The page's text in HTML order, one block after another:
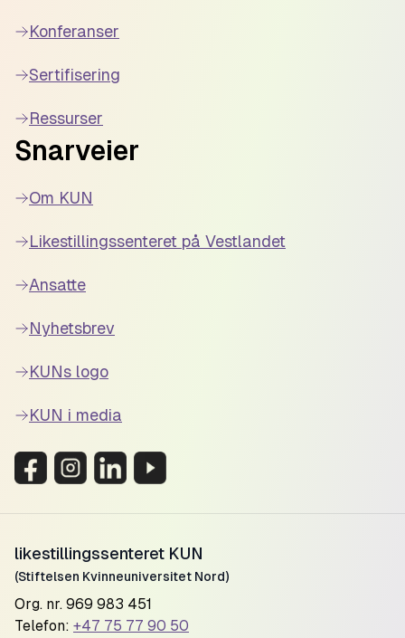
Konferanser
Sertifisering
Ressurser
Snarveier
Om KUN
Likestillingssenteret på Vestlandet
Ansatte
Nyhetsbrev
KUNs logo
KUN i media
likestillingssenteret KUN
(Stiftelsen Kvinneuniversitet Nord)
Org. nr. 969 983 451
Telefon: +47 75 77 90 50